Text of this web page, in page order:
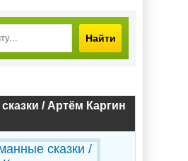
Найти
/ Артём Каргин